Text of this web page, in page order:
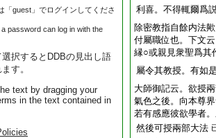
「guest」でログインしてくださ
password can log in with the
択するとDDBの見出し語
す。
text by dragging your
in the text contained in
利喜。不得輒爾爲
除密教指自餘内法
付屬職位也。下文
縁○或親見衆聖爲其
屬令其教授。有如
大師御記云。欲授
氣色之後。向本尊
若有感應彼欲學者
然後可授兩部大法